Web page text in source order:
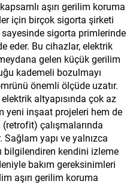
aşırı gerilim koruma
için birçok sigorta şirketi
sigorta primlerinde
eder. Bu cihazlar, elektrik
gelen küçük gerilim
kademeli bozulmayı
önemli ölçüde uzatır.
altyapısında çok az
yeni inşaat projeleri hem de
çalışmalarında
yapı ve yalnızca
bilgilendiren kendini izleme
bakım gereksinimleri
aşırı gerilim koruma